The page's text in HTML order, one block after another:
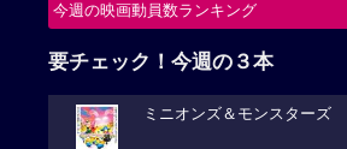
今週の映画動員数ランキング
要チェック！今週の３本
ミニオンズ＆モンスターズ